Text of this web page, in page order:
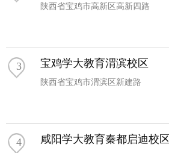
陕西省宝鸡市高新区高新四路
3 宝鸡学大教育渭滨校区
陕西省宝鸡市渭滨区新建路
4 咸阳学大教育秦都启迪校区